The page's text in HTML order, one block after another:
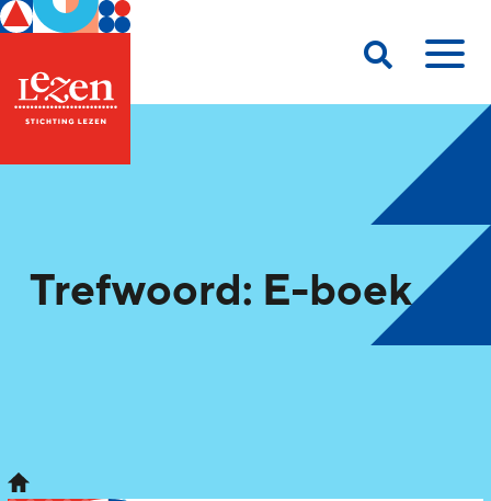
Trefwoord: E-boek